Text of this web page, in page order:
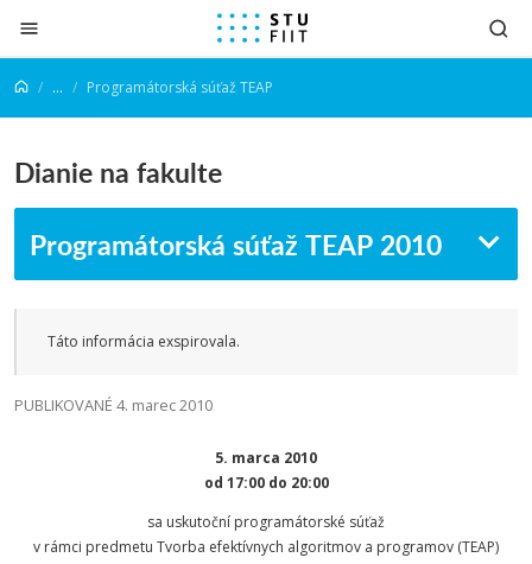
Prejsť na obsah
... Programátorská súťaž TEAP
Dianie na fakulte
Programátorská súťaž TEAP 2010
Táto informácia exspirovala.
PUBLIKOVANÉ 4. marec 2010
5. marca 2010
od 17:00 do 20:00
sa uskutoční programátorské súťaž
v rámci predmetu Tvorba efektívnych algoritmov a programov (TEAP)